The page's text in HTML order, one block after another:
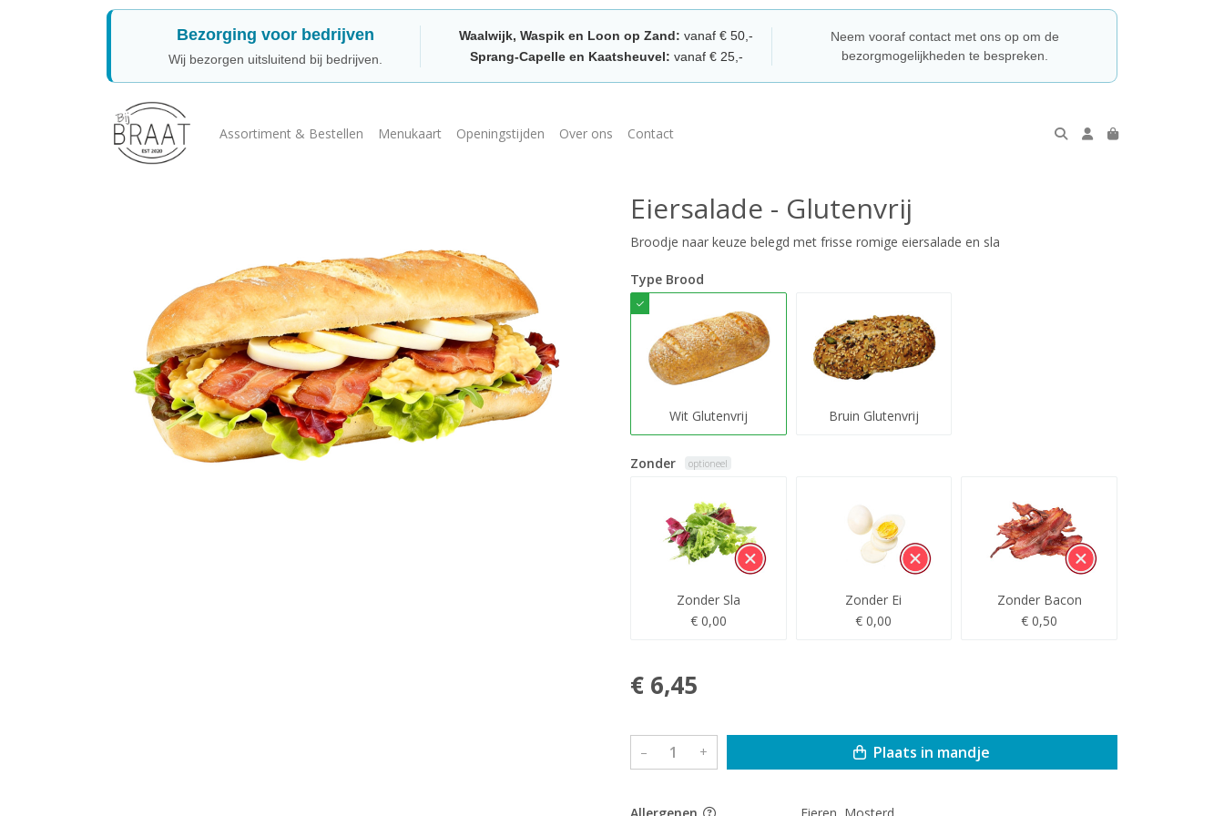
Bezorging voor bedrijven
Wij bezorgen uitsluitend bij bedrijven.
Waalwijk, Waspik en Loon op Zand: vanaf € 50,-
Sprang-Capelle en Kaatsheuvel: vanaf € 25,-
Neem vooraf contact met ons op om de
bezorgmogelijkheden te bespreken.
Assortiment & Bestellen Menukaart Openingstijden Over ons Contact
Eiersalade - Glutenvrij
Broodje naar keuze belegd met frisse romige eiersalade en sla
Type Brood
Wit Glutenvrij Bruin Glutenvrij
Zonder optioneel
Zonder Sla
€ 0,00
Zonder Ei
€ 0,00
Zonder Bacon
€ 0,50
€ 6,45
– + Plaats in mandje